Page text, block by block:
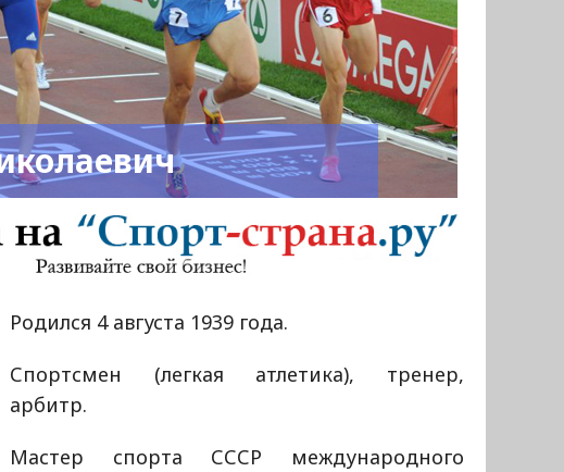
Родился 4 августа 1939 года.
Спортсмен (легкая атлетика), тренер,
арбитр.
Мастер спорта СССР международного